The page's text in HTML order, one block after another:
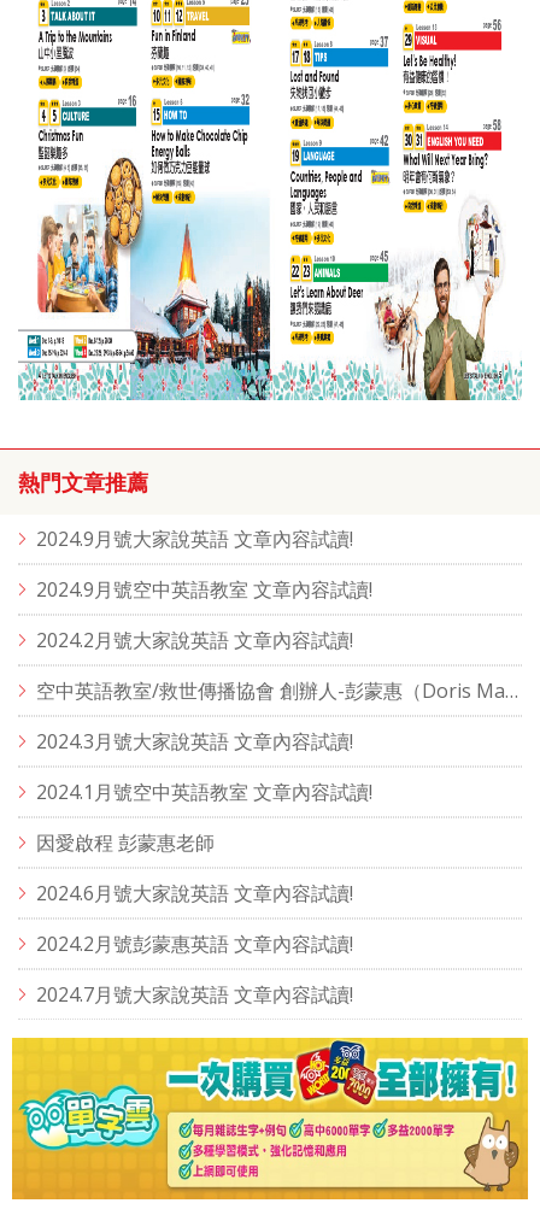
熱門文章推薦
2024.9月號大家說英語 文章內容試讀!
2024.9月號空中英語教室 文章內容試讀!
2024.2月號大家說英語 文章內容試讀!
空中英語教室/救世傳播協會 創辦人-彭蒙惠（Doris Marie Brougham）
2024.3月號大家說英語 文章內容試讀!
2024.1月號空中英語教室 文章內容試讀!
因愛啟程 彭蒙惠老師
2024.6月號大家說英語 文章內容試讀!
2024.2月號彭蒙惠英語 文章內容試讀!
2024.7月號大家說英語 文章內容試讀!